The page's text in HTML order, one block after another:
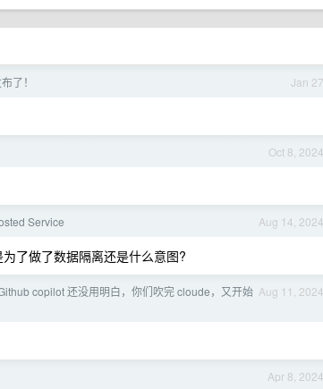
Jan 27
了！
Oct 8, 2024
Aug 14, 2024
Service
了做了数据隔离还是什么意图?
Aug 11, 2024
copilot 还没用明白，你们吹完 cloude，又开始
Apr 8, 2024